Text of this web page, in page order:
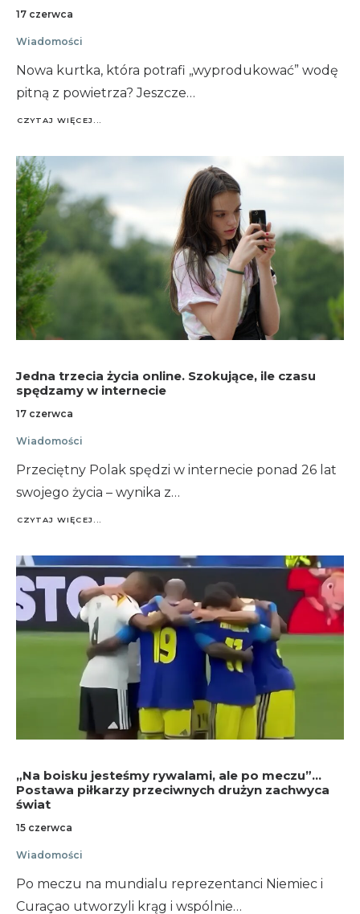
17 czerwca
Wiadomości
Nowa kurtka, która potrafi „wyprodukować” wodę
pitną z powietrza? Jeszcze…
CZYTAJ WIĘCEJ...
Jedna trzecia życia online. Szokujące, ile czasu
spędzamy w internecie
17 czerwca
Wiadomości
Przeciętny Polak spędzi w internecie ponad 26 lat
swojego życia – wynika z…
CZYTAJ WIĘCEJ...
„Na boisku jesteśmy rywalami, ale po meczu”…
Postawa piłkarzy przeciwnych drużyn zachwyca
świat
15 czerwca
Wiadomości
Po meczu na mundialu reprezentanci Niemiec i
Curaçao utworzyli krąg i wspólnie…